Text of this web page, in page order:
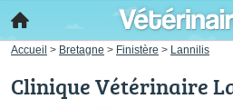
Accueil > Bretagne > Finistère > Lannilis
Clinique Vétérinaire